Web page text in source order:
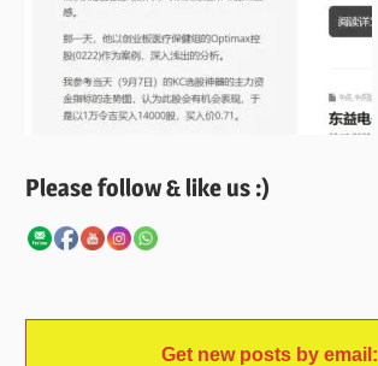
Please follow & like us :)
Get new posts by email: